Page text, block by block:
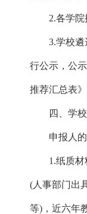
2.各学院推
3.学校遴选
行公示，公
推荐汇总表
四、学校
申报人的
1.纸质材料
(人事部门出
等)，近六年